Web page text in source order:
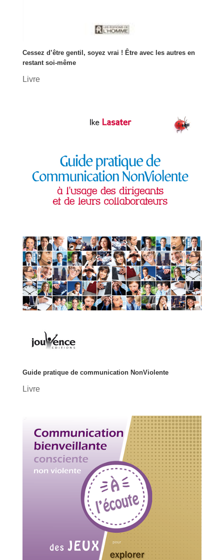
Cessez d’être gentil, soyez vrai ! Être avec les autres en
restant soi-même
Livre
Guide pratique de communication NonViolente
Livre